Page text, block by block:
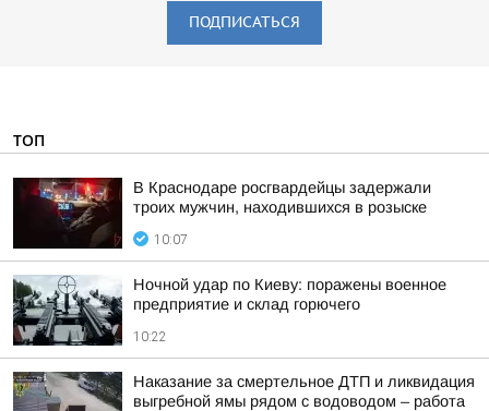
ПОДПИСАТЬСЯ
ТОП
В Краснодаре росгвардейцы задержали
троих мужчин, находившихся в розыске
10:07
Ночной удар по Киеву: поражены военное
предприятие и склад горючего
10:22
Наказание за смертельное ДТП и ликвидация
выгребной ямы рядом с водоводом – работа